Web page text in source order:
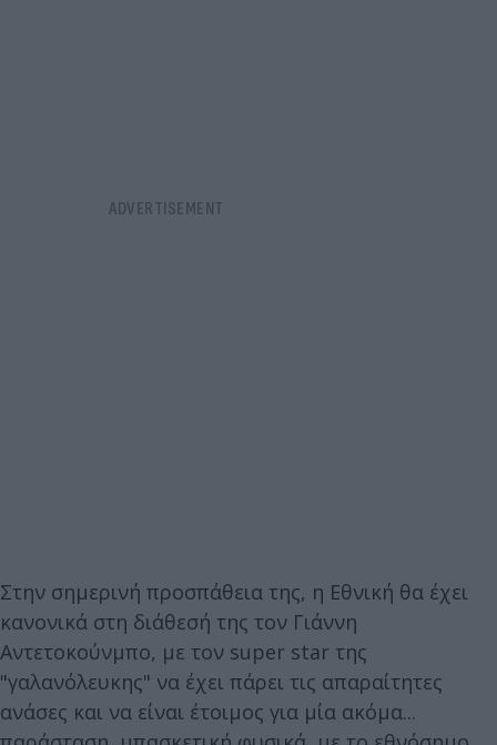
Στην σημερινή προσπάθεια της, η Εθνική θα έχει
κανονικά στη διάθεσή της τον Γιάννη
Αντετοκούνμπο, με τον super star της
"γαλανόλευκης" να έχει πάρει τις απαραίτητες
ανάσες και να είναι έτοιμος για μία ακόμα...